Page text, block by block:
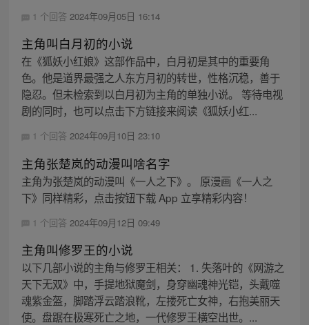
1 个回答 2024年09月05日 16:14
主角叫白月初的小说
在《狐妖小红娘》这部作品中，白月初是其中的重要角
色。他是道界最强之人东方月初的转世，性格沉稳，善于
隐忍。但未检索到以白月初为主角的单独小说。 等待电视
剧的同时，也可以点击下方链接来阅读《狐妖小红...
1 个回答 2024年09月10日 23:10
主角张楚岚的动漫叫啥名字
主角为张楚岚的动漫叫《一人之下》。 原漫画《一人之
下》同样精彩，点击按钮下载 App 立享精彩内容！
1 个回答 2024年09月12日 09:49
主角叫修罗王的小说
以下几部小说的主角与修罗王相关： 1. 失落叶的《网游之
天下无双》中，手提地狱魔剑，身穿幽魂神光铠，头戴噬
魂紫金盔，脚踏浮云踏浪靴，左搂死亡女神，右抱美丽天
使。盘踞在极寒死亡之地，一代修罗王横空出世。...